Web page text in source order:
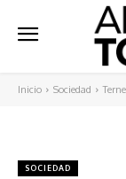
Inicio Sociedad
SOCIEDAD